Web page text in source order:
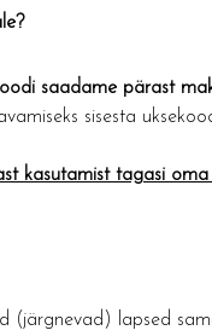
saadame pärast
sisesta
kasutamist tagasi
(järgnevad) lapsed